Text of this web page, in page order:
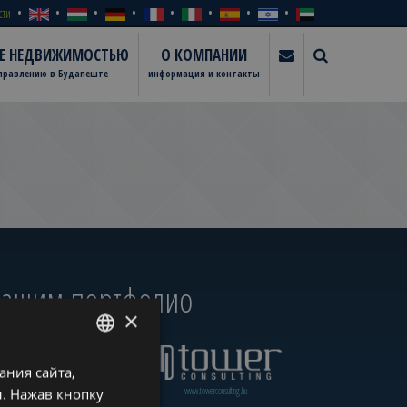
НЕДВИЖИМОСТЬЮ
в Будапеште
О КОМПАНИИ
информация и контакты
портфолио
www.towerassistance.com www.towerconsulting.hu
ENGLISH
HUNGARIAN
×
сайта,
Нажав кнопку